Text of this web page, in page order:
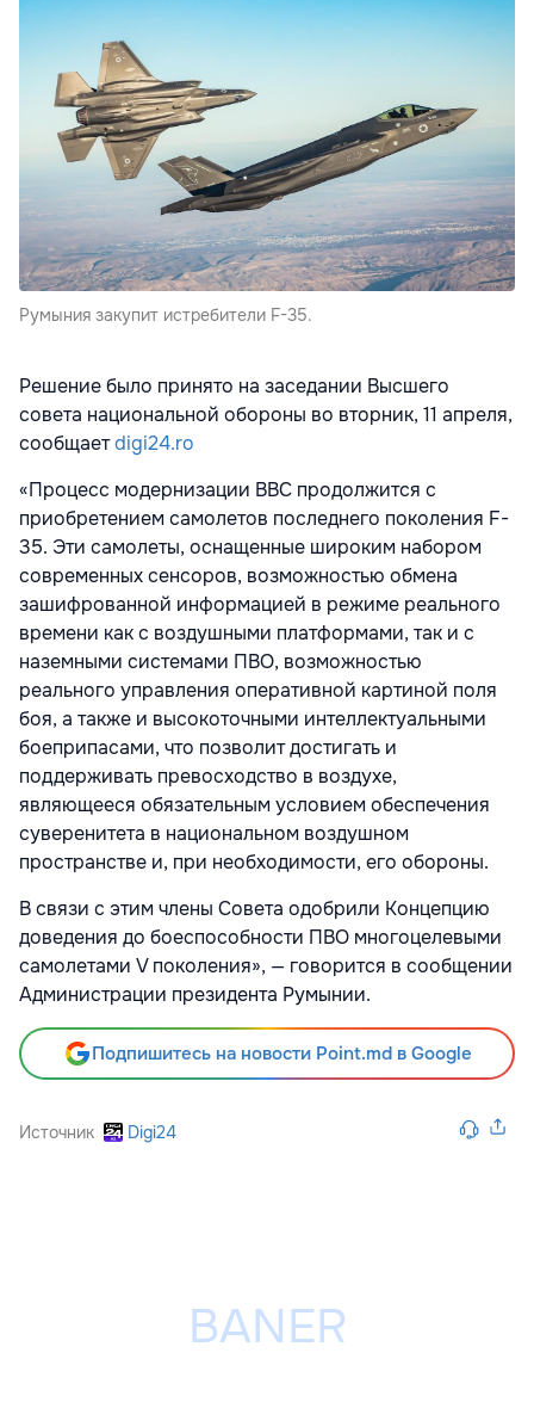
Румыния закупит истребители F-35.
Решение было принято на заседании Высшего
совета национальной обороны во вторник, 11 апреля,
сообщаетdigi24.ro
«Процесс модернизации ВВС продолжится с
приобретением самолетов последнего поколения F-
35. Эти самолеты, оснащенные широким набором
современных сенсоров, возможностью обмена
зашифрованной информацией в режиме реального
времени как с воздушными платформами, так и с
наземными системами ПВО, возможностью
реального управления оперативной картиной поля
боя, а также и высокоточными интеллектуальными
боеприпасами, что позволит достигать и
поддерживать превосходство в воздухе,
являющееся обязательным условием обеспечения
суверенитета в национальном воздушном
пространстве и, при необходимости, его обороны.
В связи с этим члены Совета одобрили Концепцию
доведения до боеспособности ПВО многоцелевыми
самолетами V поколения», — говорится в сообщении
Администрации президента Румынии.
Подпишитесь на новости Point.md в Google
Источник Digi24